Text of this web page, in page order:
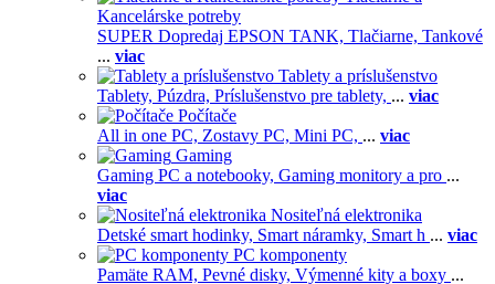
Kancelárske potreby
SUPER Dopredaj EPSON TANK, Tlačiarne, Tankové
... viac
Tablety a príslušenstvo
Tablety, Púzdra, Príslušenstvo pre tablety, ... viac
Počítače
All in one PC, Zostavy PC, Mini PC, ... viac
Gaming
Gaming PC a notebooky, Gaming monitory a pro ...
viac
Nositeľná elektronika
Detské smart hodinky, Smart náramky, Smart h ... viac
PC komponenty
Pamäte RAM, Pevné disky, Výmenné kity a boxy ...